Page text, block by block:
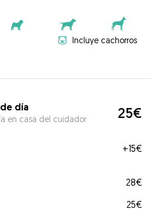
Incluye cachorros
día
en casa del cuidador 25€
+15€
28€
25€